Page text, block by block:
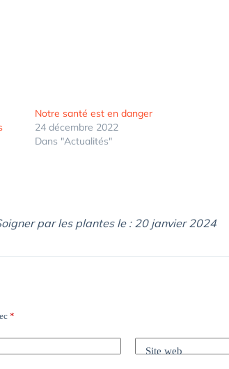
Notre santé est en danger
24 décembre 2022
Dans "Actualités"
par les plantes le : 20 janvier 2024
*
Site web